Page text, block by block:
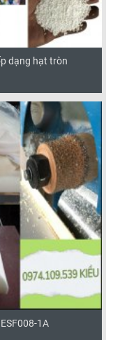
dạng hạt tròn
1A